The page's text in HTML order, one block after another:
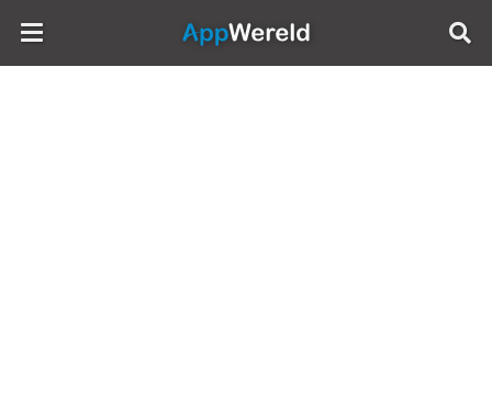
AppWereld